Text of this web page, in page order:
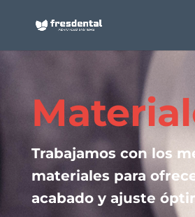
Trabajamos con los
materiales para
acabado y ajuste